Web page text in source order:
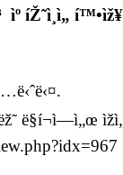
íŽ˜ì¸ì„
ë§í¬ì—ì„œ